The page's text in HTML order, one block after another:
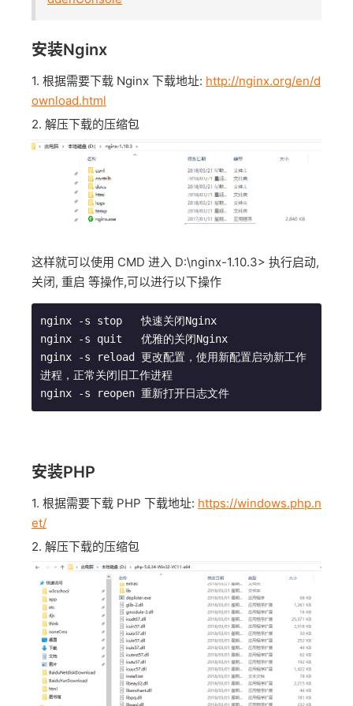
安装Nginx
1. 根据需要下载 Nginx 下载地址: http://nginx.org/en/d
ownload.html
2. 解压下载的压缩包
这样就可以使用 CMD 进入 D:\nginx-1.10.3> 执行启动,
关闭, 重启 等操作,可以进行以下操作
nginx -s stop	快速关闭Nginx
nginx -s quit	优雅的关闭Nginx
nginx -s reload 更改配置，使用新配置启动新工作
进程，正常关闭旧工作进程
nginx -s reopen 重新打开日志文件
安装PHP
1. 根据需要下载 PHP 下载地址: https://windows.php.n
et/
2. 解压下载的压缩包